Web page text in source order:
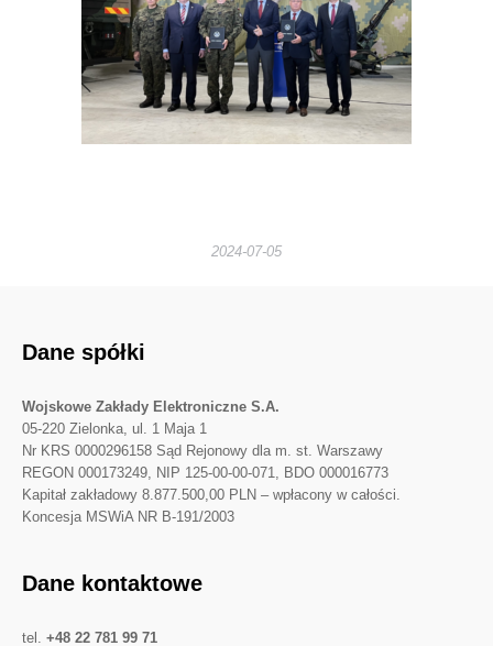
2024-07-05
Dane spółki
Wojskowe Zakłady Elektroniczne S.A.
05-220 Zielonka, ul. 1 Maja 1
Nr KRS 0000296158 Sąd Rejonowy dla m. st. Warszawy
REGON 000173249, NIP 125-00-00-071, BDO 000016773
Kapitał zakładowy 8.877.500,00 PLN – wpłacony w całości.
Koncesja MSWiA NR B-191/2003
Dane kontaktowe
tel. +48 22 781 99 71